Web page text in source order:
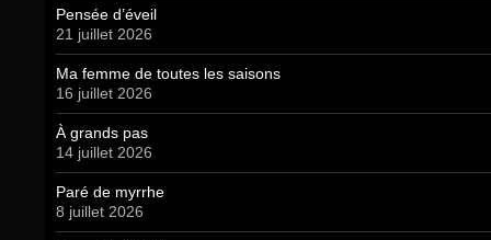
Pensée d’éveil
21 juillet 2026
Ma femme de toutes les saisons
16 juillet 2026
À grands pas
14 juillet 2026
Paré de myrrhe
8 juillet 2026